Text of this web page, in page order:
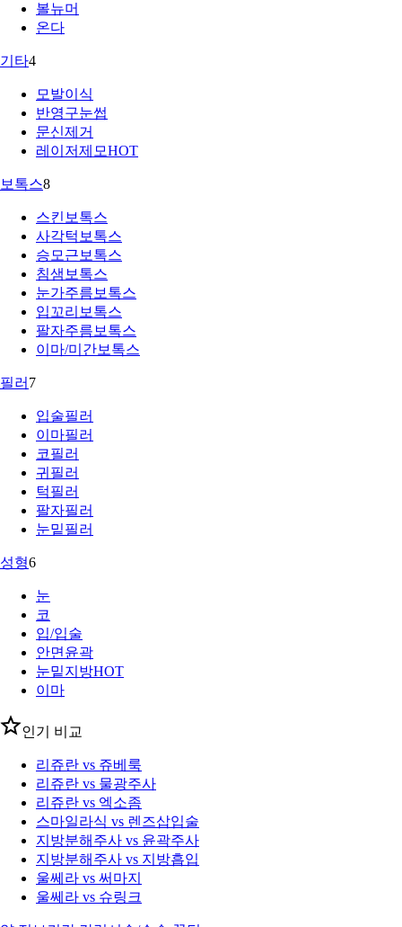
볼뉴머
온다
기타4
모발이식
반영구눈썹
문신제거
레이저제모HOT
보톡스8
스킨보톡스
사각턱보톡스
승모근보톡스
침샘보톡스
눈가주름보톡스
입꼬리보톡스
팔자주름보톡스
이마/미간보톡스
필러 7
입술필러
이마필러
코필러
귀필러
턱필러
팔자필러
눈밑필러
성형6
눈
코
입/입술
안면윤곽
눈밑지방HOT
이마
인기 비교
리쥬란 vs 쥬베룩
리쥬란 vs 물광주사
리쥬란 vs 엑소좀
스마일라식 vs 렌즈삽입술
지방분해주사 vs 윤곽주사
지방분해주사 vs 지방흡입
울쎄라 vs 써마지
울쎄라 vs 슈링크